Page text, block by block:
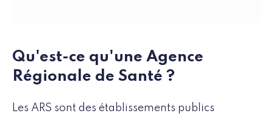
Qu'est-ce qu'une Agence
Régionale de Santé ?
Les ARS sont des établissements publics